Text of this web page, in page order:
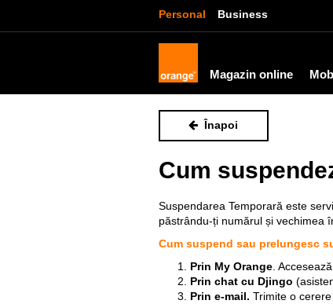
Personal Business
Magazin online
Înapoi
Cum
Suspendarea Temporară este
păstrându-ți numărul și vechimea
Cum suspend sau prelungesc
Prin My Orange . Accesează
Prin chat cu Djingo
Prin e-mail. Trimite o